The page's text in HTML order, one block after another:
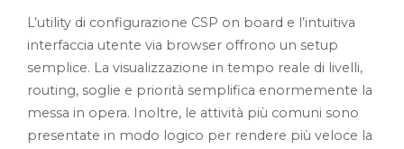
L’utility di configurazione CSP on board e l’intuitiva
interfaccia utente via browser offrono un setup
semplice. La visualizzazione in tempo reale di livelli,
routing, soglie e priorità semplifica enormemente la
messa in opera. Inoltre, le attività più comuni sono
presentate in modo logico per rendere più veloce la